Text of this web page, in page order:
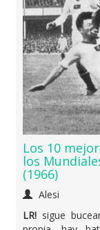
Los 10
los
(1966)
Alesi
LR! sigue